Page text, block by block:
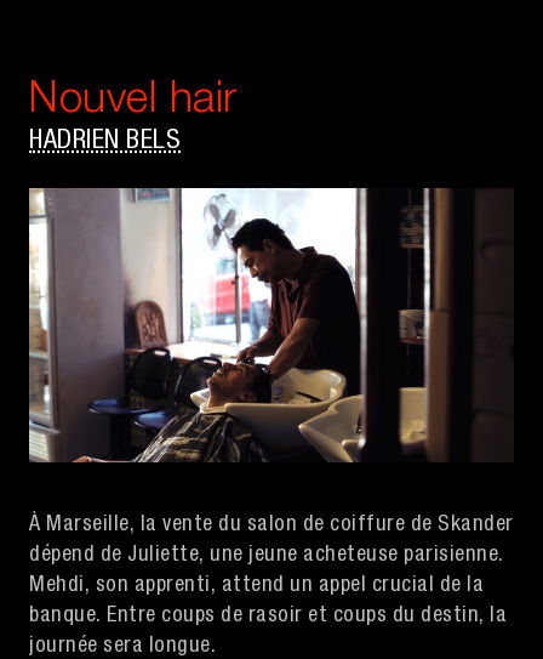
Nouvel hair
HADRIEN BELS
À Marseille, la vente du salon de coiffure de Skander
dépend de Juliette, une jeune acheteuse parisienne.
Mehdi, son apprenti, attend un appel crucial de la
banque. Entre coups de rasoir et coups du destin, la
journée sera longue.